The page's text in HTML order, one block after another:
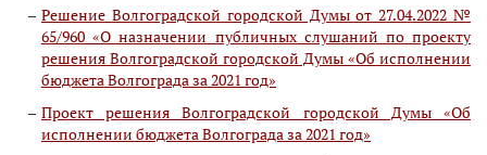
Решение Волгоградской городской Думы от 27.04.2022 №
65/960 «О назначении публичных слушаний по проекту
решения Волгоградской городской Думы «Об исполнении
бюджета Волгограда за 2021 год»
Проект решения Волгоградской городской Думы «Об
исполнении бюджета Волгограда за 2021 год»